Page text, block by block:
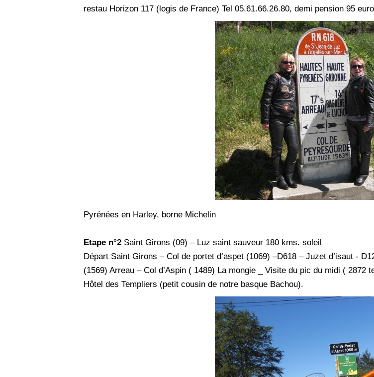
restau Horizon 117 (logis de France) Tel 05.61.66.26.80, demi pension 95
Pyrénées en Harley, borne Michelin
Etape n°2 Saint Girons (09) – Luz saint sauveur 180 kms. soleil
Départ Saint Girons – Col de portet d’aspet (1069) –D618 – Juzet d’isaut -
(1569) Arreau – Col d’Aspin ( 1489) La mongie _ Visite du pic du midi ( 2872
Hôtel des Templiers (petit cousin de notre basque Bachou).